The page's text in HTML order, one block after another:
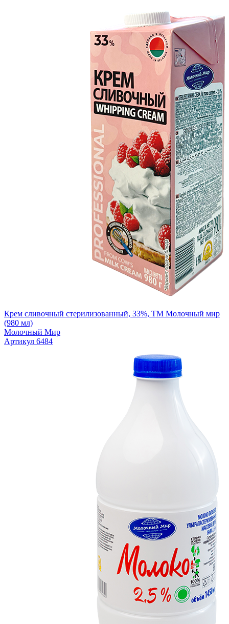
Крем сливочный стерилизованный, 33%, ТМ Молочный мир
(980 мл)
Молочный Мир
Артикул 6484